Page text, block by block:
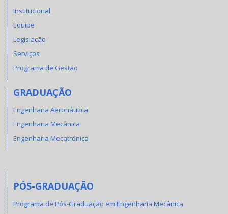
Institucional
Equipe
Legislação
Serviços
Programa de Gestão
GRADUAÇÃO
Engenharia Aeronáutica
Engenharia Mecânica
Engenharia Mecatrônica
PÓS-GRADUAÇÃO
Programa de Pós-Graduação em Engenharia Mecânica